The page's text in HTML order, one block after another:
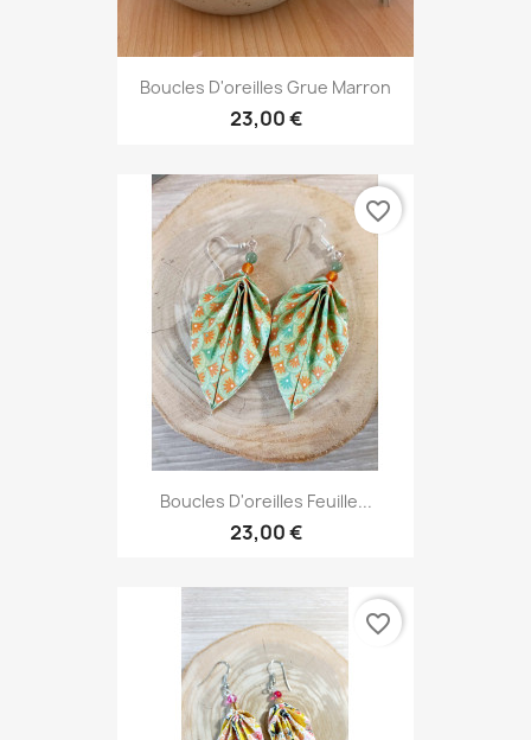
Boucles D'oreilles Grue Marron
23,00 €
Boucles D'oreilles Feuille...
23,00 €
favorite_border
favorite_border